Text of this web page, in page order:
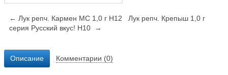
← Лук репч. Кармен МС 1,0 г Н12
Лук репч. Крепыш 1,0 г
серия Русский вкус! Н10 →
Описание Комментарии (0)